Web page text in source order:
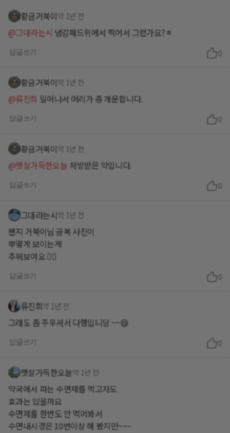
황금거북이 약 1년 전
@그대라는시 냉감패드위에서 찍어서 그런가요?ㅎ
황금거북이 약 1년 전
@류진희 일어나서 머리가 좀 개운합니다.
황금거북이 약 1년 전
@햇살가득한오늘 처방받은 약입니다.
그대라는시 약 1년 전
왠지 거북이님 공복 사진이
뿌옇게 보이는게
추워보여요 😶‍🌫️
류진희 약 1년 전
그래도 좀 주무셔서 다행입니당 ~~😄
햇살가득한오늘 약 1년 전
약국에서 파는 수면제를 먹고자도
효과는 있을까요
수면제를 한번도 안 먹어봐서
수면내시경은 10번이상 해 봤지만~~~